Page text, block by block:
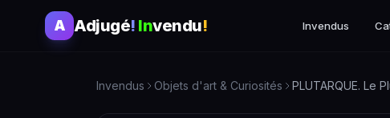
A Adjugé! Invendu! Invendus
Invendus Objets d'art & Curiosités PLUTARQUE. Le